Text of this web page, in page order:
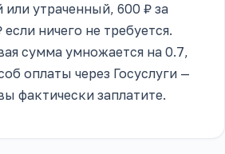
утраченный, 600 ₽ за
ничего не требуется.
сумма умножается на 0.7,
оплаты через Госуслуги —
фактически заплатите.